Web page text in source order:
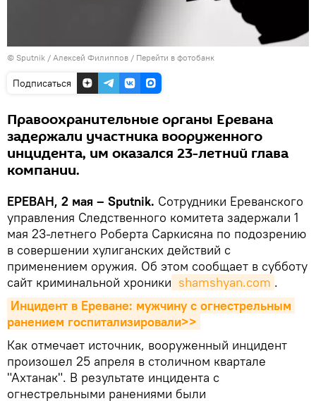
© Sputnik / Алексей Филиппов / Перейти в фотобанк
Подписаться
Правоохранительные органы Еревана
задержали участника вооруженного
инцидента, им оказался 23-летний глава
компании.
ЕРЕВАН, 2 мая – Sputnik. Сотрудники Ереванского
управления Следственного комитета задержали 1
мая 23-летнего Роберта Саркисяна по подозрению
в совершении хулиганских действий с
применением оружия. Об этом сообщает в субботу
сайт криминальной хроники shamshyan.com .
Инцидент в Ереване: мужчину с огнестрельным
ранением госпитализировали>>
Как отмечает источник, вооруженный инцидент
произошел 25 апреля в столичном квартале
"Ахтанак". В результате инцидента с
огнестрельными ранениями были